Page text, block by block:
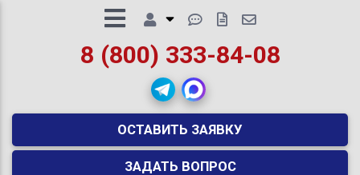
8 (800) 333-84-08
ОСТАВИТЬ ЗАЯВКУ
ЗАДАТЬ ВОПРОС